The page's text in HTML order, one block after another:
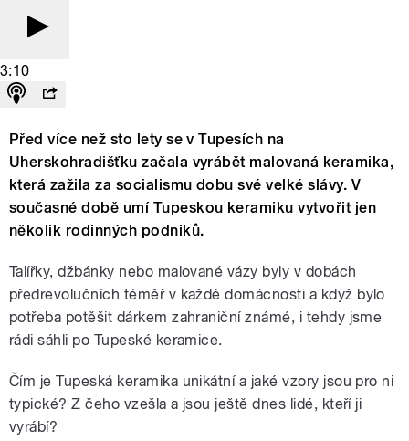
3:10
Před více než sto lety se v Tupesích na
Uherskohradišťku začala vyrábět malovaná keramika,
která zažila za socialismu dobu své velké slávy. V
současné době umí Tupeskou keramiku vytvořit jen
několik rodinných podniků.
Talířky, džbánky nebo malované vázy byly v dobách
předrevolučních téměř v každé domácnosti a když bylo
potřeba potěšit dárkem zahraniční známé, i tehdy jsme
rádi sáhli po Tupeské keramice.
Čím je Tupeská keramika unikátní a jaké vzory jsou pro ni
typické? Z čeho vzešla a jsou ještě dnes lidé, kteří ji
vyrábí?